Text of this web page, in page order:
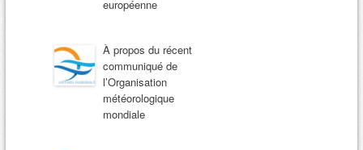
européenne
À propos du récent
communiqué de
l’Organisation
météorologique
mondiale